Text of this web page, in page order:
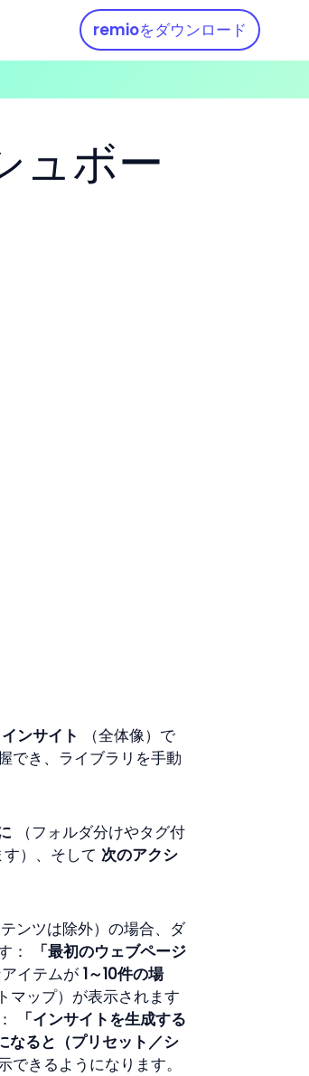
remioをダウンロード
ュボー
ンサイト
（全体像）で
でき、ライブラリを手動
（フォルダ分けやタグ付
）、そして 次のアクシ
ンツは除外）の場合、ダ
：
「最初のウェブページ
イテムが 1～10件の場
マップ）が表示されます
「インサイトを生成する
なると（プリセット／シ
きるようになります。